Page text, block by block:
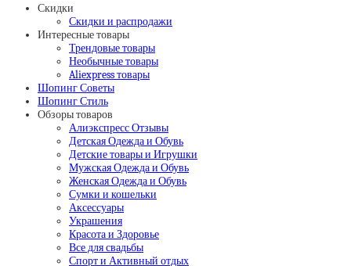
Скидки
Скидки и распродажи
Интересные товары
Трендовые товары
Необычные товары
Aliexpress товары
Шопинг Советы
Шопинг Стиль
Обзоры товаров
Алиэкспресс Отзывы
Детская Одежда и Обувь
Детские товары и Игрушки
Мужская Одежда и Обувь
Женская Одежда и Обувь
Сумки и кошельки
Аксессуары
Украшения
Красота и Здоровье
Все для свадьбы
Спорт и Активный отдых